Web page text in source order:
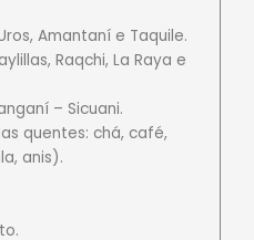
Amantaní e Taquile.
Raqchi, La Raya e
– Sicuani.
quentes: chá, café,
anis).